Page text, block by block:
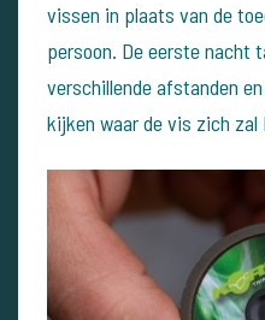
vissen in plaats van de
persoon. De eerste nacht
verschillende afstanden
kijken waar de vis zich zal